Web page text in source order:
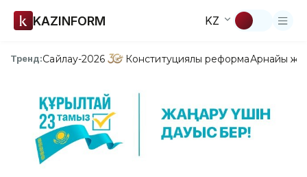
KAZINFORM KZ
Тренд:Сайлау-2026 Конституциялық реформаАрнайы